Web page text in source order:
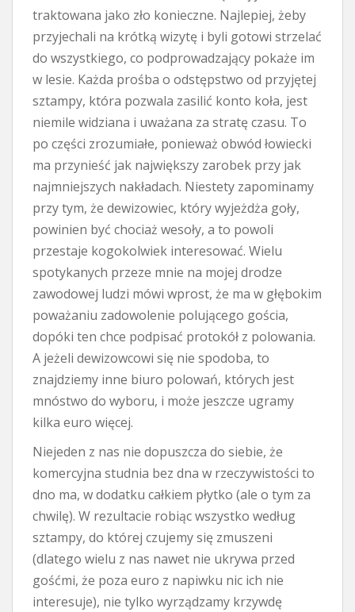
traktowana jako zło konieczne. Najlepiej, żeby
przyjechali na krótką wizytę i byli gotowi strzelać
do wszystkiego, co podprowadzający pokaże im
w lesie. Każda prośba o odstępstwo od przyjętej
sztampy, która pozwala zasilić konto koła, jest
niemile widziana i uważana za stratę czasu. To
po części zrozumiałe, ponieważ obwód łowiecki
ma przynieść jak największy zarobek przy jak
najmniejszych nakładach. Niestety zapominamy
przy tym, że dewizowiec, który wyjeżdża goły,
powinien być chociaż wesoły, a to powoli
przestaje kogokolwiek interesować. Wielu
spotykanych przeze mnie na mojej drodze
zawodowej ludzi mówi wprost, że ma w głębokim
poważaniu zadowolenie polującego gościa,
dopóki ten chce podpisać protokół z polowania.
A jeżeli dewizowcowi się nie spodoba, to
znajdziemy inne biuro polowań, których jest
mnóstwo do wyboru, i może jeszcze ugramy
kilka euro więcej.
Niejeden z nas nie dopuszcza do siebie, że
komercyjna studnia bez dna w rzeczywistości to
dno ma, w dodatku całkiem płytko (ale o tym za
chwilę). W rezultacie robiąc wszystko według
sztampy, do której czujemy się zmuszeni
(dlatego wielu z nas nawet nie ukrywa przed
gośćmi, że poza euro z napiwku nic ich nie
interesuje), nie tylko wyrządzamy krzywdę